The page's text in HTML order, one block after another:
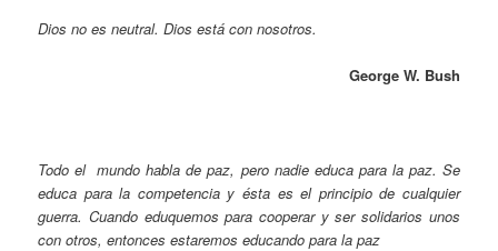
Dios no es neutral. Dios está con nosotros.
George W. Bush
Todo el mundo habla de paz, pero nadie educa para la paz. Se
educa para la competencia y ésta es el principio de cualquier
guerra. Cuando eduquemos para cooperar y ser solidarios unos
con otros, entonces estaremos educando para la paz